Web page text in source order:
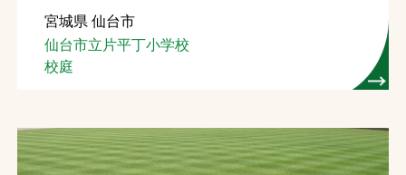
お問合せ
お取引先の皆様へ
ソーシャルメディアポリシー
宮城県 仙台市
仙台市立片平丁小学校
校庭